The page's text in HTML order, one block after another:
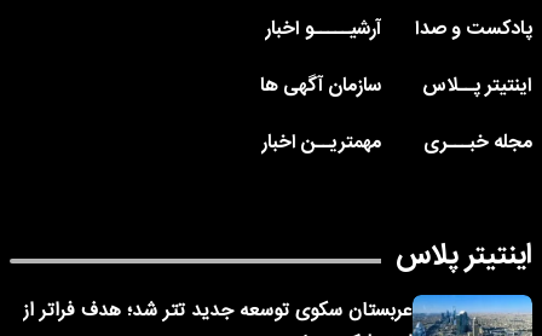
پادکست و صدا
آرشیـــــو اخبار
اینتیتر پــلاس
سازمان آگهی ها
مجله خبـــری
مهمتریــن اخبار
اینتیتر پلاس
عربستان سکوی توسعه جدید تتر شد؛ هدف فراتر از